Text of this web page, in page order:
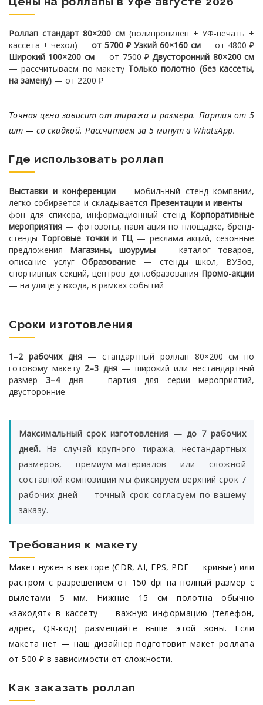
Роллап стандарт 80×200 см (полипропилен + УФ-печать +
кассета + чехол) —от 5700 ₽ Узкий 60×160 см— от 4800 ₽
Широкий 100×200 см— от 7500 ₽ Двусторонний 80×200 см
— рассчитываем по макету Только полотно (без кассеты,
на замену) — от 2200 ₽
Точная цена зависит от тиража и размера. Партия от 5
шт — со скидкой. Рассчитаем за 5 минут в WhatsApp.
Где использовать роллап
Выставки и конференции — мобильный стенд компании,
легко собирается и складывается Презентации и ивенты —
фон для спикера, информационный стенд Корпоративные
мероприятия — фотозоны, навигация по площадке, бренд-
стенды Торговые точки и ТЦ— реклама акций, сезонные
предложения
Магазины, шоурумы — каталог товаров,
описание услуг
Образование — стенды школ, ВУЗов,
спортивных секций, центров доп.образования Промо-акции
— на улице у входа, в рамках событий
Сроки изготовления
1–2 рабочих дня— стандартный роллап 80×200 см по
готовому макету 2–3 дня— широкий или нестандартный
размер
3–4 дня— партия для серии мероприятий,
двусторонние
Максимальный срок изготовления — до 7 рабочих
дней. На случай крупного тиража, нестандартных
размеров, премиум-материалов или сложной
составной композиции мы фиксируем верхний срок 7
рабочих дней — точный срок согласуем по вашему
заказу.
Требования к макету
Макет нужен в векторе (CDR, AI, EPS, PDF — кривые) или
растром с разрешением от 150 dpi на полный размер с
вылетами 5 мм. Нижние 15 см полотна обычно
«заходят» в кассету — важную информацию (телефон,
адрес, QR-код) размещайте выше этой зоны. Если
макета нет — наш дизайнер подготовит макет роллапа
от 500 ₽ в зависимости от сложности.
Как заказать роллап